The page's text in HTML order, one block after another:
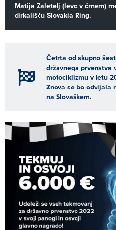
Matija Zaletelj (levo v črnem)
dirkališču Slovakia Ring.
Četrta od skupno
državnega prvenstva
motociklizmu v letu
Znova se bo odvijala
na Slovaškem.